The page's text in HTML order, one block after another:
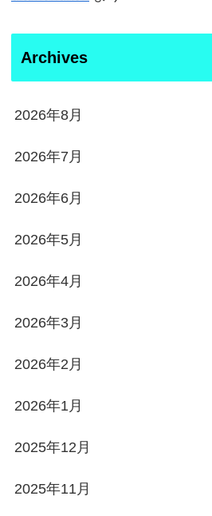
Archives
2026年8月
2026年7月
2026年6月
2026年5月
2026年4月
2026年3月
2026年2月
2026年1月
2025年12月
2025年11月